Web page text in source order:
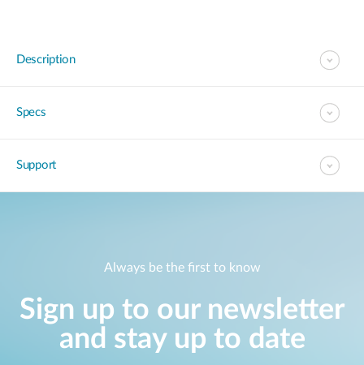
Description
Specs
Support
Always be the first to know
Sign up to our newsletter
and stay up to date